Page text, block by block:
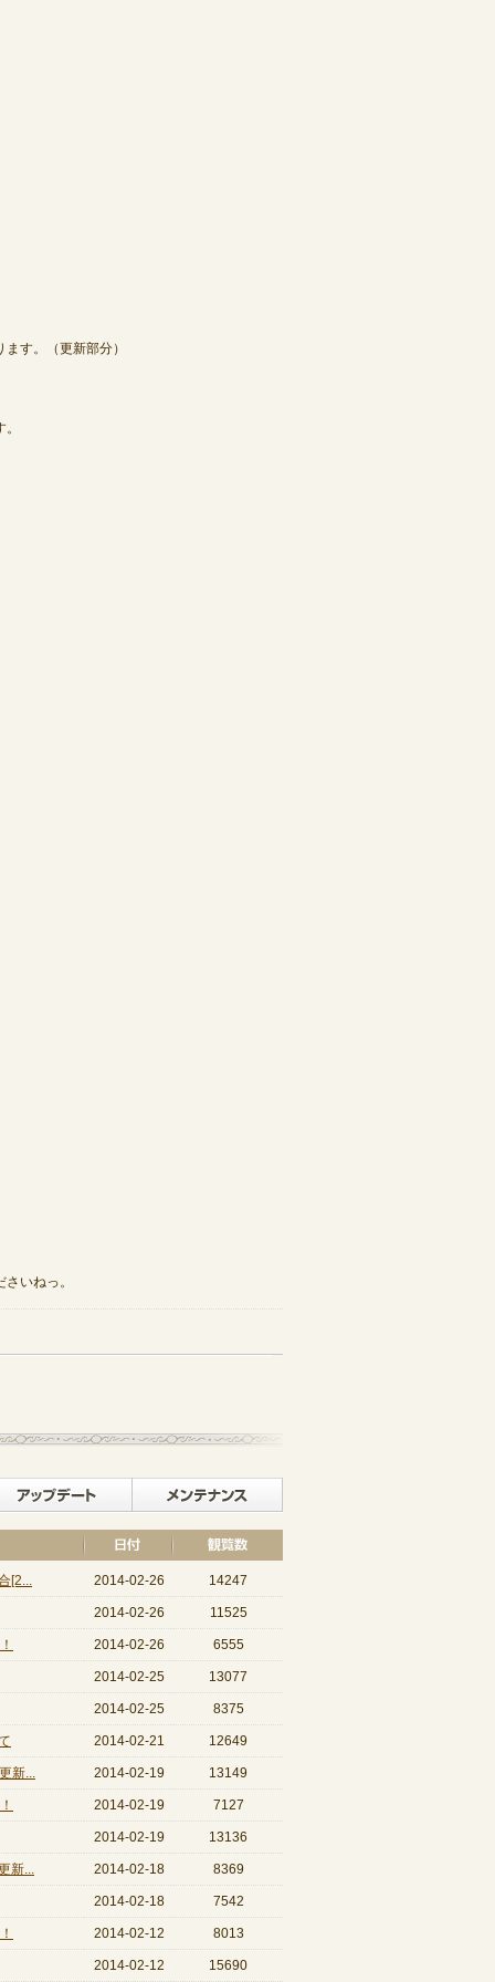
す。（更新部分）
いねっ。
イベント アップデート
[2... 2014-02-26 14247
2014-02-26 11525
2014-02-26 6555
2014-02-25 13077
2014-02-25 8375
2014-02-21 12649
新... 2014-02-19 13149
2014-02-19 7127
2014-02-19 13136
新... 2014-02-18 8369
2014-02-18 7542
2014-02-12 8013
2014-02-12 15690